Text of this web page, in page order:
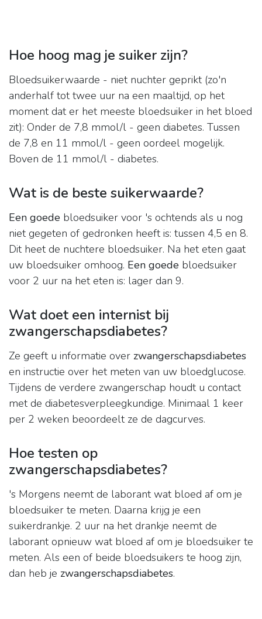
Hoe hoog mag je suiker zijn?
Bloedsuikerwaarde - niet nuchter geprikt (zo'n
anderhalf tot twee uur na een maaltijd, op het
moment dat er het meeste bloedsuiker in het bloed
zit): Onder de 7,8 mmol/l - geen diabetes. Tussen
de 7,8 en 11 mmol/l - geen oordeel mogelijk.
Boven de 11 mmol/l - diabetes.
Wat is de beste suikerwaarde?
Een goede bloedsuiker voor 's ochtends als u nog
niet gegeten of gedronken heeft is: tussen 4,5 en 8.
Dit heet de nuchtere bloedsuiker. Na het eten gaat
uw bloedsuiker omhoog. Een goede bloedsuiker
voor 2 uur na het eten is: lager dan 9.
Wat doet een internist bij
zwangerschapsdiabetes?
Ze geeft u informatie over zwangerschapsdiabetes
en instructie over het meten van uw bloedglucose.
Tijdens de verdere zwangerschap houdt u contact
met de diabetesverpleegkundige. Minimaal 1 keer
per 2 weken beoordeelt ze de dagcurves.
Hoe testen op
zwangerschapsdiabetes?
's Morgens neemt de laborant wat bloed af om je
bloedsuiker te meten. Daarna krijg je een
suikerdrankje. 2 uur na het drankje neemt de
laborant opnieuw wat bloed af om je bloedsuiker te
meten. Als een of beide bloedsuikers te hoog zijn,
dan heb je zwangerschapsdiabetes.